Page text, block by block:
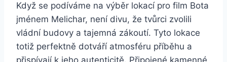
Když se podíváme na⁢ výběr⁢ lokací pro film Bota
jménem Melichar, není‌ divu, ​že tvůrci zvolili
vládní budovy a‌ tajemná zákoutí. Tyto lokace
totiž‍ perfektně dotváří atmosféru příběhu a